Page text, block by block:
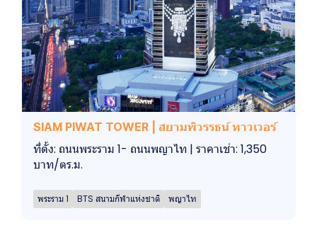
SIAM PIWAT TOWER | สยามพิวรรธน์ ทาวเวอร์
ที่ตั้ง: ถนนพระราม 1- ถนนพญาไท | ราคาเช่า: 1,350
บาท/ตร.ม.
พระราม 1 BTS สนามกีฬาแห่งชาติ พญาไท